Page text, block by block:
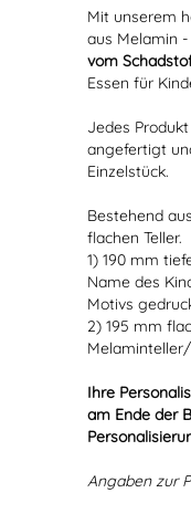
Mit unserem
aus Melamin -
vom
Essen für
Jedes
angefertigt
Einzelstück.
Bestehend
flachen Teller.
1) 190 mm
Name des
Motivs
2) 195 mm
Ihre
am Ende der
Angaben zur